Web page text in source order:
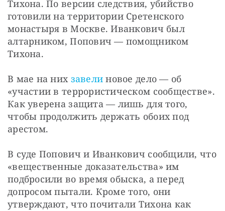
Тихона. По версии следствия, убийство
готовили на территории Сретенского
монастыря в Москве. Иванкович был
алтарником, Попович — помощником
Тихона.
В мае на них завели новое дело — об
«участии в террористическом сообществе».
Как уверена защита — лишь для того,
чтобы продолжить держать обоих под
арестом.
В суде Попович и Иванкович сообщили, что
«вещественные доказательства» им
подбросили во время обыска, а перед
допросом пытали. Кроме того, они
утверждают, что почитали Тихона как